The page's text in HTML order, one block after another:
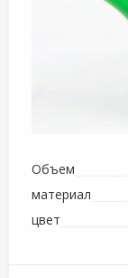
Объем
материал
цвет